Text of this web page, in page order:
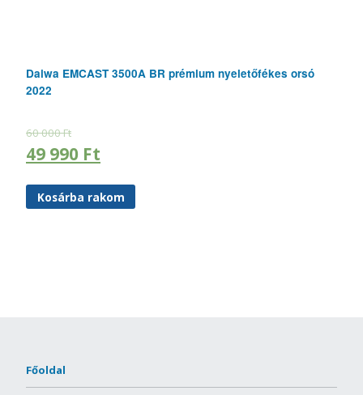
Daiwa EMCAST 3500A BR prémium nyeletőfékes orsó
2022
60 000Ft
49 990 Ft
Kosárba rakom
Főoldal